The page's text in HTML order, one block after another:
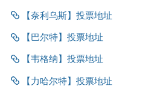
【奈利乌斯】投票地址
【巴尔特】投票地址
【韦格纳】投票地址
【力哈尔特】投票地址